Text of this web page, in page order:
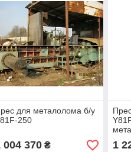
для металолома б/у
250
004 370₴ 1